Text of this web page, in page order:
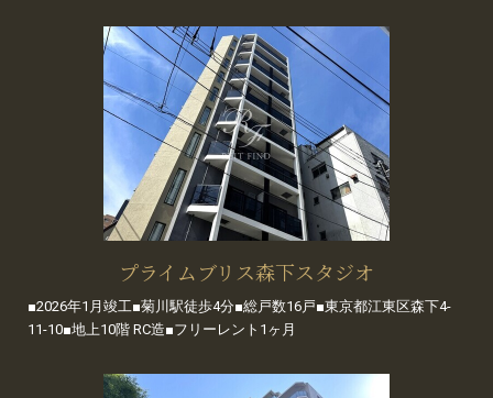
プライムブリス森下スタジオ
■2026年1月竣工■菊川駅徒歩4分■総戸数16戸■東京都江東区森下4-
11-10■地上10階 RC造■フリーレント1ヶ月